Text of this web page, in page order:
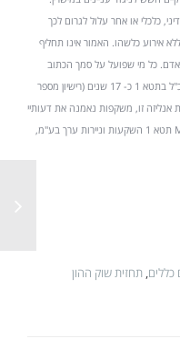
כלכלי או אחר עלול לגרום לכך
אירוע כלשהו. האמור אינו תחליף
אדם. כל מי שפועל על סמך הכתוב
עושה זאת על אחריותו בלבד. הנני מנהל תיקים ומנכ"ל בתטא 1 כ- 17 שנים (רישיון מספר
אנליזה זו, משקפות נאמנה את דעותיי
האישיות על ניירות הערך המסוקרים. בועז אילון,,MBA תטא 1 השקעות וניירות ערך בע"מ,
כללים, תחזית שוק ההון